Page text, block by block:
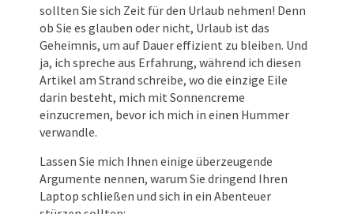
sollten Sie sich Zeit für den Urlaub nehmen! Denn
ob Sie es glauben oder nicht, Urlaub ist das
Geheimnis, um auf Dauer effizient zu bleiben. Und
ja, ich spreche aus Erfahrung, während ich diesen
Artikel am Strand schreibe, wo die einzige Eile
darin besteht, mich mit Sonnencreme
einzucremen, bevor ich mich in einen Hummer
verwandle.
Lassen Sie mich Ihnen einige überzeugende
Argumente nennen, warum Sie dringend Ihren
Laptop schließen und sich in ein Abenteuer